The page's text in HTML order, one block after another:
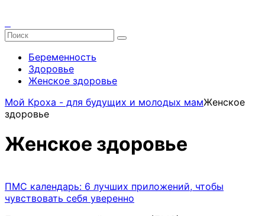
Беременность
Здоровье
Женское здоровье
Мой Кроха - для будущих и молодых мамЖенское
здоровье
Женское здоровье
ПМС календарь: 6 лучших приложений, чтобы
чувствовать себя уверенно